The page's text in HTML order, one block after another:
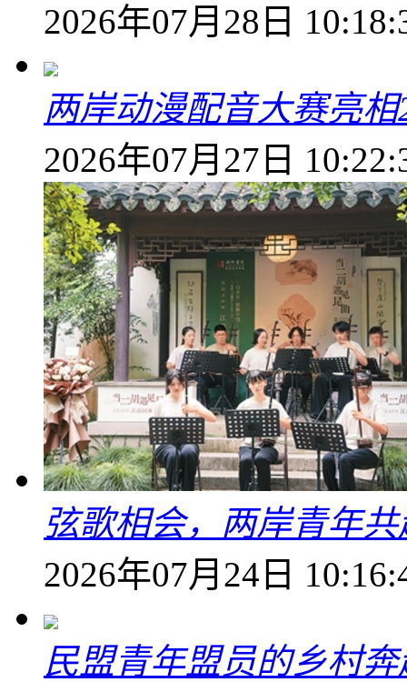
2026年07月28日
两岸动漫配音大赛亮
2026年07月27日
弦歌相会，两岸青年
2026年07月24日
民盟青年盟员的乡村